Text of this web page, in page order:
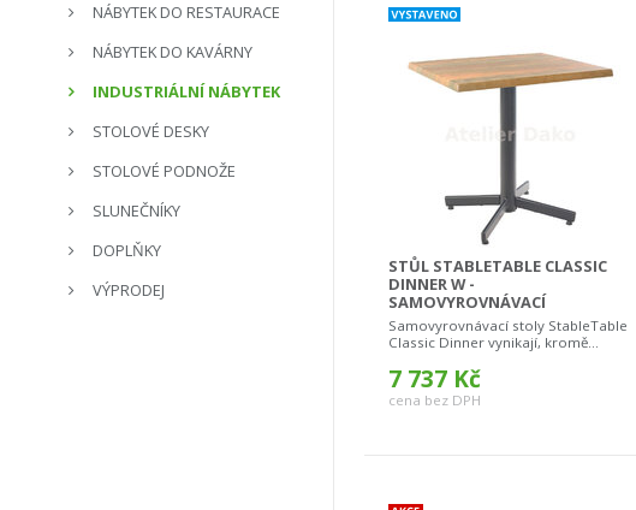
STŮL STABLETABLE CLASSIC
DINNER W -
SAMOVYROVNÁVACÍ
Samovyrovnávací stoly StableTable
Classic Dinner vynikají, kromě...
7 737 Kč
cena bez DPH
NÁBYTEK DO RESTAURACE
NÁBYTEK DO KAVÁRNY
INDUSTRIÁLNÍ NÁBYTEK
STOLOVÉ DESKY
STOLOVÉ PODNOŽE
SLUNEČNÍKY
DOPLŇKY
VÝPRODEJ